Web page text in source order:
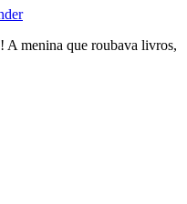
A menina que roubava livros,